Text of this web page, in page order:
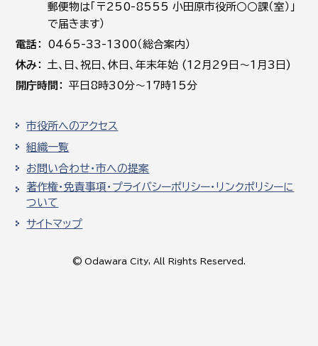
郵便物は「〒250-8555 小田原市役所○○課（室）」
で届きます）
電話
0465-33-1300（総合案内）
休み
土､日､祝日、休日、年末年始 (12月29日～1月3日)
開庁時間
平日8時30分～17時15分
市役所へのアクセス
組織一覧
お問い合わせ・市への提案
著作権・免責事項・プライバシーポリシー・リンクポリシーに
ついて
サイトマップ
© Odawara City, All Rights Reserved.